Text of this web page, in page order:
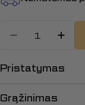
Pristatymas
Grąžinimas